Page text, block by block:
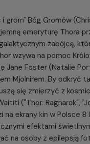
grom" Bóg Gromów
emeryturę Thora
zabójcą,
wzywa na pomoc
Jane Foster (Natalie
Mjolnirem. By odkryć
się zmierzyć z
("Thor: Ragnarok",
na ekrany kin w Polsce
efektami
na osoby z epilepsją